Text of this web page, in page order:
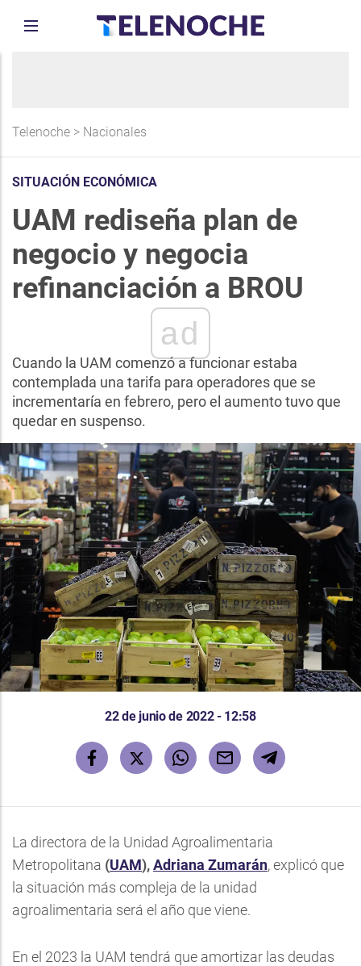
Telenoche > Nacionales
SITUACIÓN ECONÓMICA
UAM rediseña plan de
negocio y negocia
refinanciación a BROU
ad
Cuando la UAM comenzó a funcionar estaba
contemplada una tarifa para operadores que se
incrementaría en febrero, pero el aumento tuvo que
quedar en suspenso.
22 de junio de 2022 - 12:58
La directora de la Unidad Agroalimentaria
Metropolitana (UAM),Adriana Zumarán, explicó que
la situación más compleja de la unidad
agroalimentaria será el año que viene.
En el 2023 la UAM tendrá que amortizar las deudas